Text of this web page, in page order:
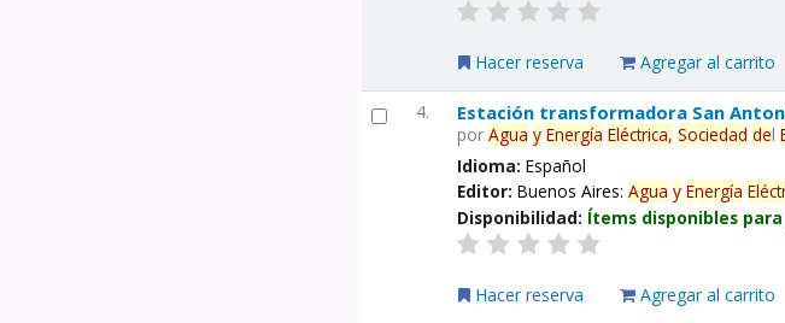
Hacer reserva Agregar al carrito
4. Estación transformadora San
porAgua y Energía Eléctrica, Sociedad del
Idioma:Español
Editor:Buenos Aires:Agua y Energía
Disponibilidad: Ítems disponibles
Hacer reserva Agregar al carrito